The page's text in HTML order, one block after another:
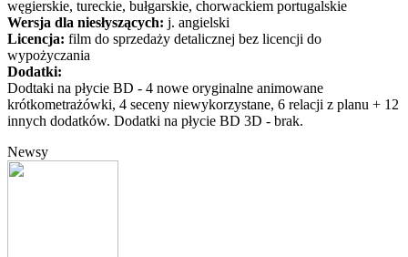
węgierskie, tureckie, bułgarskie, chorwackiem portugalskie
Wersja dla niesłyszących: j. angielski
Licencja: film do sprzedaży detalicznej bez licencji do
wypożyczania
Dodatki:
Dodtaki na płycie BD - 4 nowe oryginalne animowane
krótkometrażówki, 4 seceny niewykorzystane, 6 relacji z planu + 12
innych dodatków. Dodatki na płycie BD 3D - brak.
Newsy